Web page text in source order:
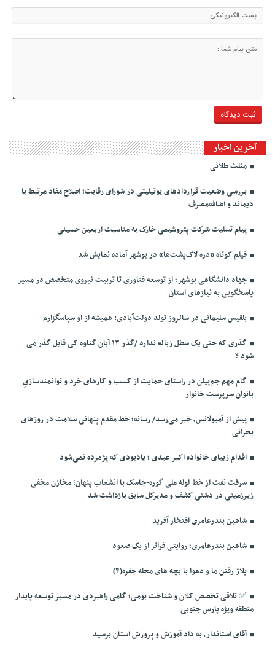
آخرین اخبار
مثلث طلائی
بررسی وضعیت قراردادهای یوتیلیتی در شورای رقابت؛ اصلاح مفاد مرتبط با
دیماند و اضافه‌مصرف
پیام تسلیت شرکت پتروشیمی خارک به مناسبت اربعین حسینی
فیلم کوتاه «دره لاک‌پشت‌ها» در بوشهر آماده نمایش شد
جهاد دانشگاهی بوشهر؛ از توسعه فناوری تا تربیت نیروی متخصص در مسیر
پاسخگویی به نیازهای استان
بلقیس سلیمانی در سالروز تولد دولت‌آبادی: همیشه از او سپاسگزارم
گذری که حتی یک سطل زباله ندارد /گذر ۱۳ آبان گناوه کی قابل گذر می
شود ؟
گام مهم جم‌پیلن در راستای حمایت از کسب و کارهای خرد و توانمندسازیِ
بانوان سرپرست خانوار
پیش از آمبولانس، خبر می‌رسد/ رسانه؛ خط مقدم پنهانی سلامت در روزهای
بحرانی
اقدام زیبای خانواده اکبر عبدی ؛ یادبودی که پژمرده نمی‌شود
سرقت نفت از خط لوله ملی گوره-جاسک با انشعاب پنهان؛ مخازن مخفی
زیرزمینی در دشتی کشف و مدیرکل سابق بازداشت شد
شاهین بندرعامری افتخار آفرید
شاهین بندرعامری؛ روایتی فراتر از یک صعود
پلاژ رفتن ما و دعوا با بچه های محله جفره(۴)
✅️ تلاقی تخصص کلان و شناخت بومی؛ گامی راهبردی در مسیر توسعه پایدار
منطقه ویژه پارس جنوبی
آقای استاندار، به داد آموزش و پرورش استان برسید